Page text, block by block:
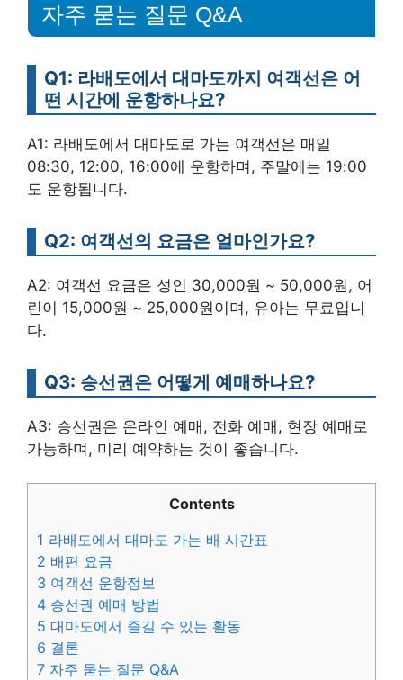
자주 묻는 질문 Q&A
Q1: 라배도에서 대마도까지 여객선은 어
떤 시간에 운항하나요?
A1: 라배도에서 대마도로 가는 여객선은 매일
08:30, 12:00, 16:00에 운항하며, 주말에는 19:00
도 운항됩니다.
Q2: 여객선의 요금은 얼마인가요?
A2: 여객선 요금은 성인 30,000원 ~ 50,000원, 어
린이 15,000원 ~ 25,000원이며, 유아는 무료입니
다.
Q3: 승선권은 어떻게 예매하나요?
A3: 승선권은 온라인 예매, 전화 예매, 현장 예매로
가능하며, 미리 예약하는 것이 좋습니다.
Contents
1 라배도에서 대마도 가는 배 시간표
2 배편 요금
3 여객선 운항정보
4 승선권 예매 방법
5 대마도에서 즐길 수 있는 활동
6 결론
7 자주 묻는 질문 Q&A